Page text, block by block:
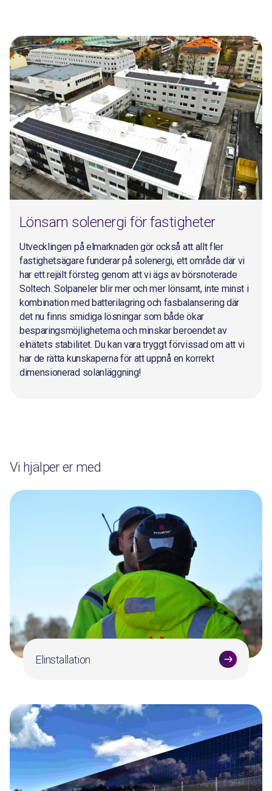
Lönsam solenergi för fastigheter
Utvecklingen på elmarknaden gör också att allt fler
fastighetsägare funderar på solenergi, ett område där vi
har ett rejält försteg genom att vi ägs av börsnoterade
Soltech. Solpaneler blir mer och mer lönsamt, inte minst i
kombination med batterilagring och fasbalansering där
det nu finns smidiga lösningar som både ökar
besparingsmöjligheterna och minskar beroendet av
elnätets stabilitet. Du kan vara tryggt förvissad om att vi
har de rätta kunskaperna för att uppnå en korrekt
dimensionerad solanläggning!
Vi hjälper er med
Elinstallation